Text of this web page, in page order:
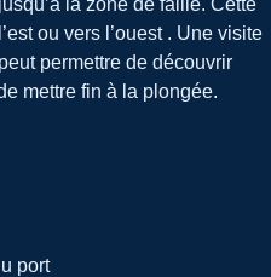
ou vers l’ouest . Une visite
permettre de découvrir
mettre fin à la plongée.
port